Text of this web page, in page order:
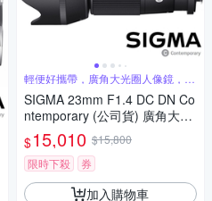
輕便好攜帶，廣角大光圈人像鏡，美
麗淺景深
SIGMA 23mm F1.4 DC DN Co
ntemporary (公司貨) 廣角大光
圈定焦鏡 人像鏡 APS-C 無反微
單眼專用鏡頭
$15,010 $15,800
限時下殺
券
加入購物車